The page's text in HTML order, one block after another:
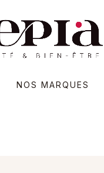
NOS MARQUES